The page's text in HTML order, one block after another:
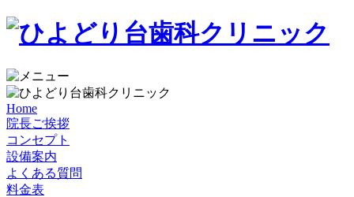
Home
院長ご挨拶
コンセプト
設備案内
よくある質問
料金表